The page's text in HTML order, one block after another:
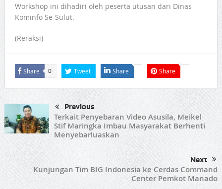
Workshop ini dihadiri oleh peserta utusan dari Dinas
Kominfo Se-Sulut.
(Reraksi)
Share 0 Tweet Share Share
Previous
Terkait Penyebaran Video Asusila, Meikel
Stif Maringka Imbau Masyarakat Berhenti
Menyebarluaskan
Next
Kunjungan Tim BIG Indonesia ke Cerdas Command
Center Pemkot Manado